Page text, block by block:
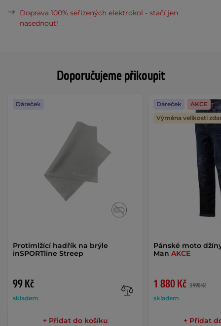
Doporučujeme přikoupit
Protimlžící hadřík na brýle
inSPORTline Streep
99 Kč
skladem
Dáreček
+ Přidat do košíku
Pánské moto
ManAKCE
1 880 Kč 3 990 Kč
skladem
Dáreček
AKCE
Výměna velikosti
+ Přidat
Doprava 100% seřízených elektrokol - stačí jen
nasednout!